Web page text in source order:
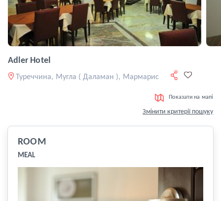
Adler Hotel
Туреччина, Мугла ( Даламан ), Мармарис
Показати на мапі
Змінити критерії пошуку
ROOM
MEAL